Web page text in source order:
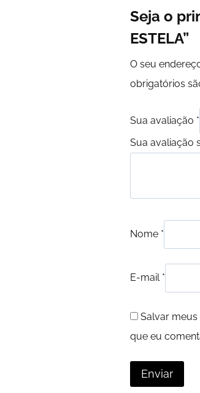
Seja o
ESTELA”
O seu
obrigatórios
Sua avaliação *
Sua avaliação
Nome *
E-mail *
Salvar
que eu